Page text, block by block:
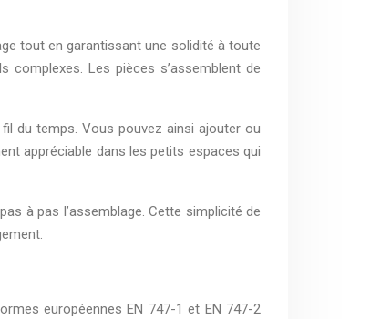
tout en garantissant une solidité à toute
complexes. Les pièces s’assemblent de
du temps. Vous pouvez ainsi ajouter ou
appréciable dans les petits espaces qui
à pas l’assemblage. Cette simplicité de
européennes EN 747-1 et EN 747-2